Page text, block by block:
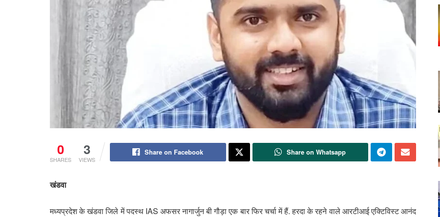
0
SHARES
3
VIEWS
Share on Facebook Share on Whatsapp
खंडवा
मध्यप्रदेश के खंडवा जिले में पदस्थ IAS अफसर नागार्जुन बी गौड़ा एक बार फिर चर्चा में हैं. हरदा के रहने वाले आरटीआई एक्टिविस्ट आनंद